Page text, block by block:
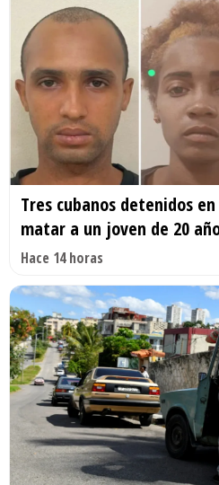
Tres cubanos detenidos
matar a un joven de 20
Hace 14 horas